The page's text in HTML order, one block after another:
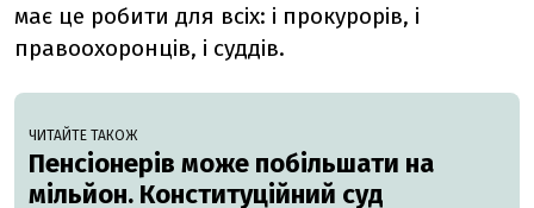
має це робити для всіх: і прокурорів, і
правоохоронців, і суддів.
ЧИТАЙТЕ ТАКОЖ
Пенсіонерів може побільшати на
мільйон. Конституційний суд